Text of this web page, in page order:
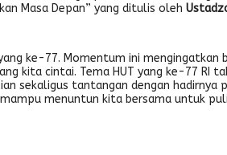
Masa Depan” yang ditulis oleh
ke-77. Momentum ini mengingatkan
kita cintai. Tema HUT yang ke-77 RI
sekaligus tantangan dengan
menuntun kita bersama untuk